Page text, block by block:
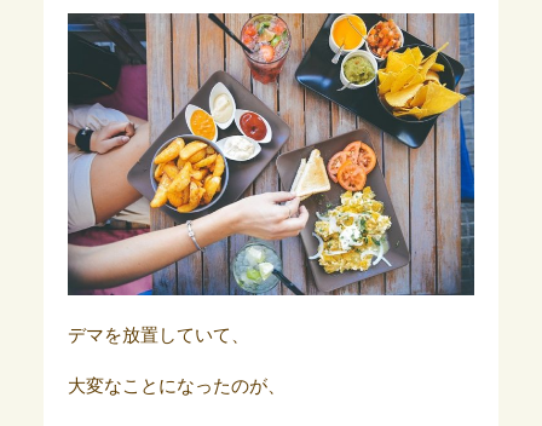
デマを放置していて、
大変なことになったのが、